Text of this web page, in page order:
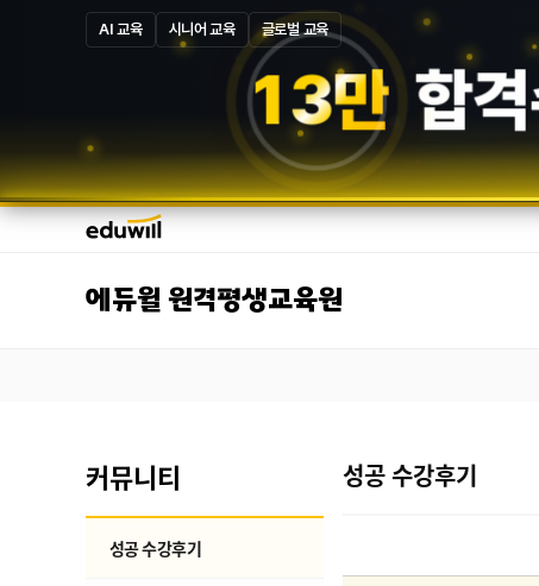
AI 교육 시니어 교육 글로벌 교육
13만 합
에듀윌 원격평생교육원
커뮤니티
성공 수강후기
성공 수강후기